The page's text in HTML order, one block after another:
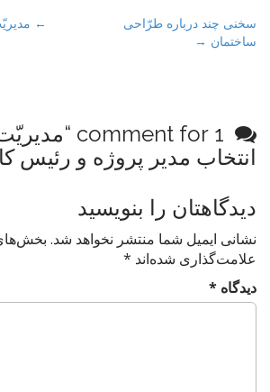
P
o
a
v
g
a
t
i
o
←
سخنی چند درباره طرّاحی
ساختمان →
انتخاب مدیر پروژه و رئیس
دیدگاهتان را بنویسید
نشانی ایمیل شما منتشر نخواهد شد.
علامت‌گذاری شده‌اند *
دیدگاه *